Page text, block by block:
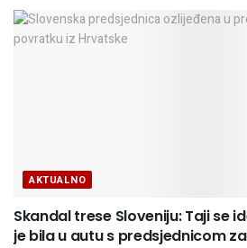
AKTUALNO
Skandal trese Sloveniju: Taji se
je bila u autu s predsjednicom